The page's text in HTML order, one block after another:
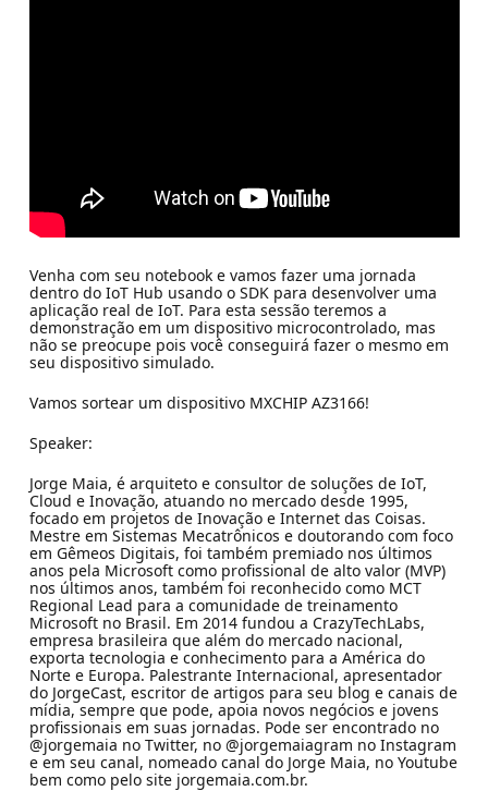
Venha com seu notebook e vamos fazer uma jornada
dentro do IoT Hub usando o SDK para desenvolver uma
aplicação real de IoT. Para esta sessão teremos a
demonstração em um dispositivo microcontrolado, mas
não se preocupe pois você conseguirá fazer o mesmo em
seu dispositivo simulado.
Vamos sortear um dispositivo MXCHIP AZ3166!
Speaker:
Jorge Maia, é arquiteto e consultor de soluções de IoT,
Cloud e Inovação, atuando no mercado desde 1995,
focado em projetos de Inovação e Internet das Coisas.
Mestre em Sistemas Mecatrônicos e doutorando com foco
em Gêmeos Digitais, foi também premiado nos últimos
anos pela Microsoft como profissional de alto valor (MVP)
nos últimos anos, também foi reconhecido como MCT
Regional Lead para a comunidade de treinamento
Microsoft no Brasil. Em 2014 fundou a CrazyTechLabs,
empresa brasileira que além do mercado nacional,
exporta tecnologia e conhecimento para a América do
Norte e Europa. Palestrante Internacional, apresentador
do JorgeCast, escritor de artigos para seu blog e canais de
mídia, sempre que pode, apoia novos negócios e jovens
profissionais em suas jornadas. Pode ser encontrado no
@jorgemaia no Twitter, no @jorgemaiagram no Instagram
e em seu canal, nomeado canal do Jorge Maia, no Youtube
bem como pelo site jorgemaia.com.br.